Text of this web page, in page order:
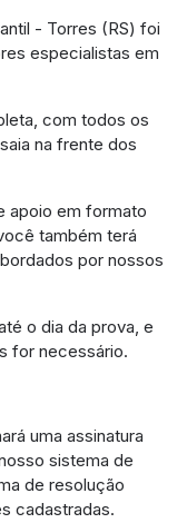
- Torres (RS) foi
especialistas em
com todos os
na frente dos
apoio em formato
também terá
por nossos
o dia da prova, e
for necessário.
uma assinatura
sistema de
de resolução
cadastradas.